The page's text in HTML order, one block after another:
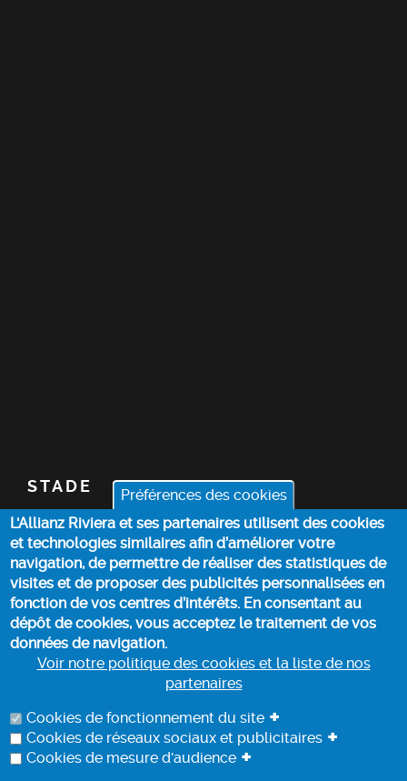
Préférences des cookies
L'Allianz Riviera et ses partenaires utilisent des cookies
et technologies similaires afin d’améliorer votre
navigation, de permettre de réaliser des statistiques de
visites et de proposer des publicités personnalisées en
fonction de vos centres d’intérêts. En consentant au
dépôt de cookies, vous acceptez le traitement de vos
données de navigation.
Voir notre politique des cookies et la liste de nos
partenaires
Cookies de fonctionnement du site +
Cookies de réseaux sociaux et publicitaires +
Cookies de mesure d'audience +
STADE
BILLETTERIE
ACTUALITÉS
INFOS PRATIQUES
PROTECTION DES DONNEES